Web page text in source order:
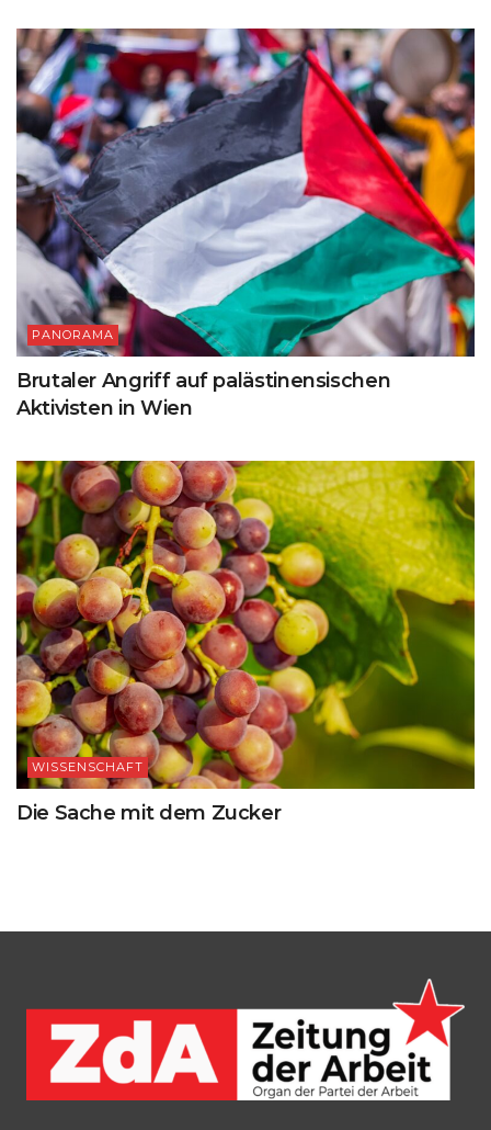
PANORAMA
Brutaler Angriff auf palästinensischen
Aktivisten in Wien
WISSENSCHAFT
Die Sache mit dem Zucker